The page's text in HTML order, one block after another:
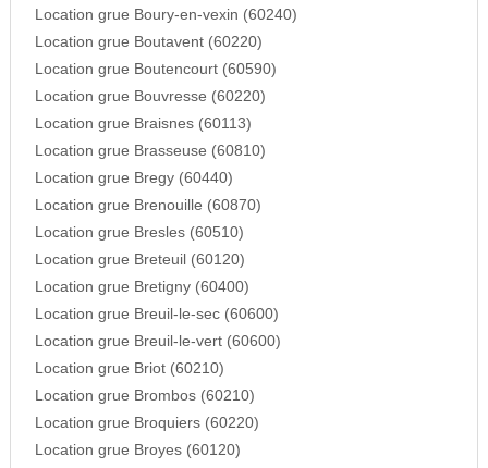
Location grue Boury-en-vexin (60240)
Location grue Boutavent (60220)
Location grue Boutencourt (60590)
Location grue Bouvresse (60220)
Location grue Braisnes (60113)
Location grue Brasseuse (60810)
Location grue Bregy (60440)
Location grue Brenouille (60870)
Location grue Bresles (60510)
Location grue Breteuil (60120)
Location grue Bretigny (60400)
Location grue Breuil-le-sec (60600)
Location grue Breuil-le-vert (60600)
Location grue Briot (60210)
Location grue Brombos (60210)
Location grue Broquiers (60220)
Location grue Broyes (60120)